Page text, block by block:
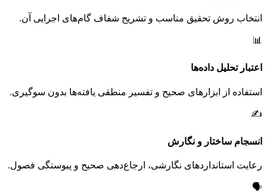
انتخاب روش تحقیق مناسب و تشریح شفاف گام‌های اجرایی آن.
📊
اعتبار تحلیل داده‌ها
استفاده از ابزارهای صحیح و تفسیر منطقی یافته‌ها بدون سوگیری.
✍️
انسجام ساختار و نگارش
رعایت استانداردهای نگارشی، ارجاع‌دهی صحیح و پیوستگی فصول.
🗣️